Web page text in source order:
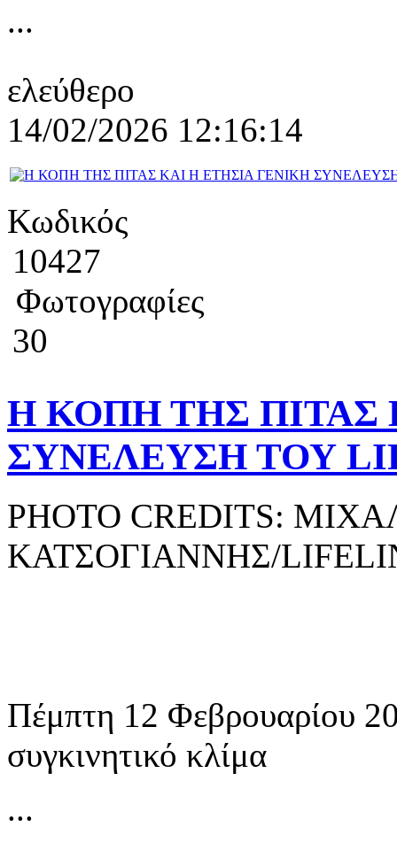
...
ελεύθερο
14/02/2026 12:16:14
Κωδικός
10427
Φωτογραφίες
30
Η ΚΟΠΗ ΤΗΣ ΠΙΤΑΣ
ΣΥΝΕΛΕΥΣΗ ΤΟΥ
PHOTO CREDITS:
ΚΑΤΣΟΓΙΑΝΝΗΣ/
Πέμπτη 12 Φεβρουαρίου
συγκινητικό κλίμα
...